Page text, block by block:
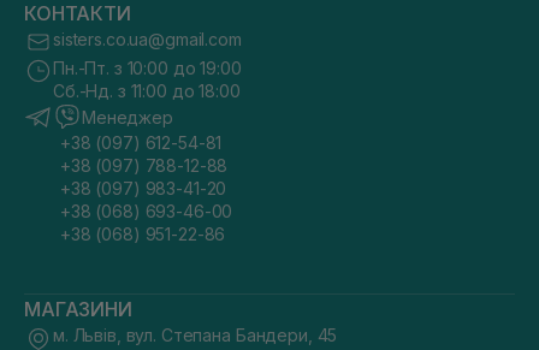
КОНТАКТИ
sisters.co.ua@gmail.com
Пн.-Пт. з 10:00 до 19:00
Сб.-Нд. з 11:00 до 18:00
Менеджер
+38 (097) 612-54-81
+38 (097) 788-12-88
+38 (097) 983-41-20
+38 (068) 693-46-00
+38 (068) 951-22-86
МАГАЗИНИ
м. Львів, вул. Степана Бандери, 45